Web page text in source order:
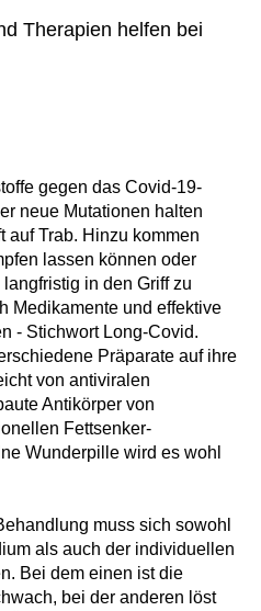
Therapien helfen bei
gegen das Covid-19-
neue Mutationen halten
auf Trab. Hinzu kommen
lassen können oder
in den Griff zu
Medikamente und effektive
- Stichwort Long-Covid.
Präparate auf ihre
von antiviralen
Antikörper von
Fettsenker-
Wunderpille wird es wohl
muss sich sowohl
als auch der individuellen
Bei dem einen ist die
bei der anderen löst